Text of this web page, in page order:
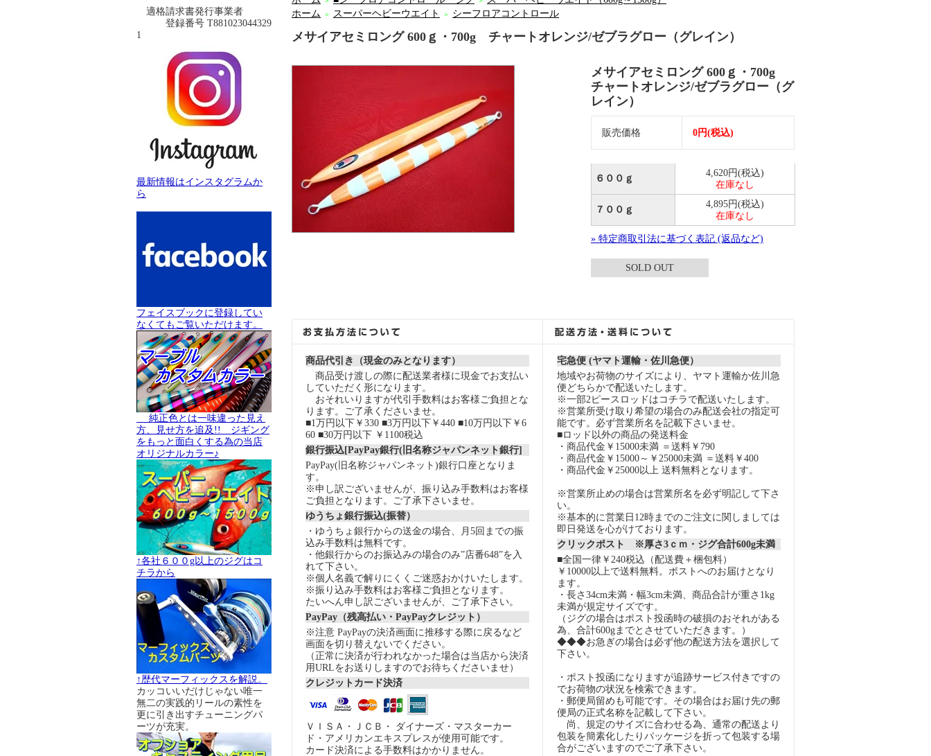
適格請求書発行事業者
登録番号 T881023044329
1
最新情報はインスタグラムか
ら
フェイスブックに登録してい
なくてもご覧いただけます。
純正色とは一味違った見え
方、見せ方を追及!! ジギング
をもっと面白くする為の当店
オリジナルカラー♪
↑各社６００g以上のジグはコ
チラから
↑歴代マーフィックスを解説。
カッコいいだけじゃない唯一
無二の実践的リールの素性を
更に引き出すチューニングパ
ーツが充実。
ホーム
＞ スーパーヘビーウエイト ＞ シーフロアコントロール
メサイアセミロング 600ｇ・700g チャートオレンジ/ゼブラグロー（グレイン）
メサイアセミロング 600ｇ・700g
チャートオレンジ/ゼブラグロー（グ
レイン）
販売価格 0円(税込)
６００ｇ
4,620円(税込)
在庫なし
７００ｇ
4,895円(税込)
在庫なし
» 特定商取引法に基づく表記 (返品など)
SOLD OUT
商品代引き（現金のみとなります）
商品受け渡しの際に配送業者様に現金でお支払い
していただく形になります。
おそれいりますが代引手数料はお客様ご負担とな
ります。ご了承くださいませ。
■1万円以下￥330 ■3万円以下￥440 ■10万円以下￥6
60 ■30万円以下 ￥1100税込
銀行振込[PayPay銀行(旧名称ジャパンネット銀行]
PayPay(旧名称ジャパンネット)銀行口座となりま
す。
※申し訳ございませんが、振り込み手数料はお客様
ご負担となります。ご了承下さいませ。
ゆうちょ銀行振込(振替）
・ゆうちょ銀行からの送金の場合、月5回までの振
込み手数料は無料です。
・他銀行からのお振込みの場合のみ”店番648”を入
れて下さい。
※個人名義で解りにくくご迷惑おかけいたします。
※振り込み手数料はお客様ご負担となります。
たいへん申し訳ございませんが、ご了承下さい。
PayPay（残高払い・PayPayクレジット）
※注意 PayPayの決済画面に推移する際に戻るなど
画面を切り替えないでください。
（正常に決済が行われなかった場合は当店から決済
用URLをお送りしますのでお待ちくださいませ）
クレジットカード決済
ＶＩＳＡ・ＪＣＢ・ ダイナーズ・マスターカー
ド・アメリカンエキスプレスが使用可能です。
カード決済による手数料はかかりません。
宅急便 (ヤマト運輸・佐川急便）
地域やお荷物のサイズにより、ヤマト運輸か佐川急
便どちらかで配送いたします。
※一部2ピースロッドはコチラで配送いたします。
※営業所受け取り希望の場合のみ配送会社の指定可
能です。必ず営業所名を記載下さいませ。
■ロッド以外の商品の発送料金
・商品代金￥15000未満 ＝送料￥790
・商品代金￥15000～￥25000未満 ＝送料￥400
・商品代金￥25000以上 送料無料となります。
※営業所止めの場合は営業所名を必ず明記して下さ
い。
※基本的に営業日12時までのご注文に関しましては
即日発送を心がけております。
クリックポスト ※厚さ3ｃｍ・ジグ合計600g未満
■全国一律￥240税込（配送費＋梱包料）
￥10000以上で送料無料。ポストへのお届けとなり
ます。
・長さ34cm未満・幅3cm未満、商品合計が重さ1kg
未満が規定サイズです。
（ジグの場合はポスト投函時の破損のおそれがある
為、合計600gまでとさせていただきます。）
◆◆◆お急ぎの場合は必ず他の配送方法を選択して
下さい。
・ポスト投函になりますが追跡サービス付きですの
でお荷物の状況を検索できます。
・郵便局留めも可能です。その場合はお届け先の郵
便局の正式名称を記載して下さい。
尚、規定のサイズに合わせる為、通常の配送より
包装を簡素化したりパッケージを折って包装する場
合がございますのでご了承下さい。